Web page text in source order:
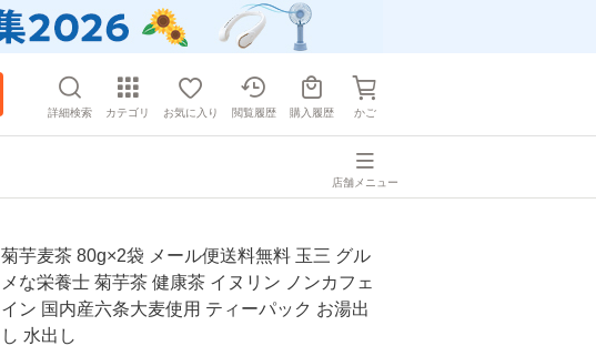
詳細検索 カテゴリ お気に入り 閲覧履歴 購入履歴 かご
店舗メニュー
菊芋麦茶 80g×2袋 メール便送料無料 玉三 グル
メな栄養士 菊芋茶 健康茶 イヌリン ノンカフェ
イン 国内産六条大麦使用 ティーパック お湯出
し 水出し